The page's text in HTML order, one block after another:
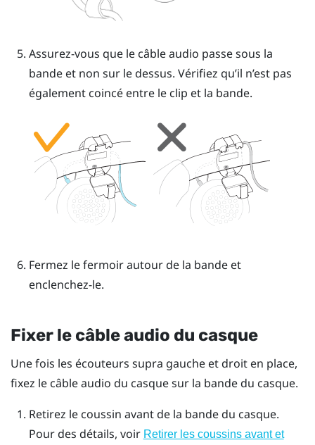
Assurez-vous que le câble audio passe sous la
bande et non sur le dessus. Vérifiez qu’il n’est pas
également coincé entre le clip et la bande.
Fermez le fermoir autour de la bande et
enclenchez-le.
Fixer le câble audio du casque
Une fois les écouteurs supra gauche et droit en place,
fixez le câble audio du casque sur la bande du casque.
Retirez le coussin avant de la bande du casque.
Pour des détails, voir Retirer les coussins avant et